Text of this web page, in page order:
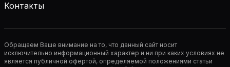
Контакты
Обращаем Ваше внимание на то, что данный сайт носит
исключительно информационный характер и ни при каких условиях не
является публичной офертой, определяемой положениями статьи